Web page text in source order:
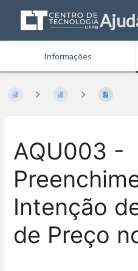
Informações
AQU003 -
Intenção
de Preço